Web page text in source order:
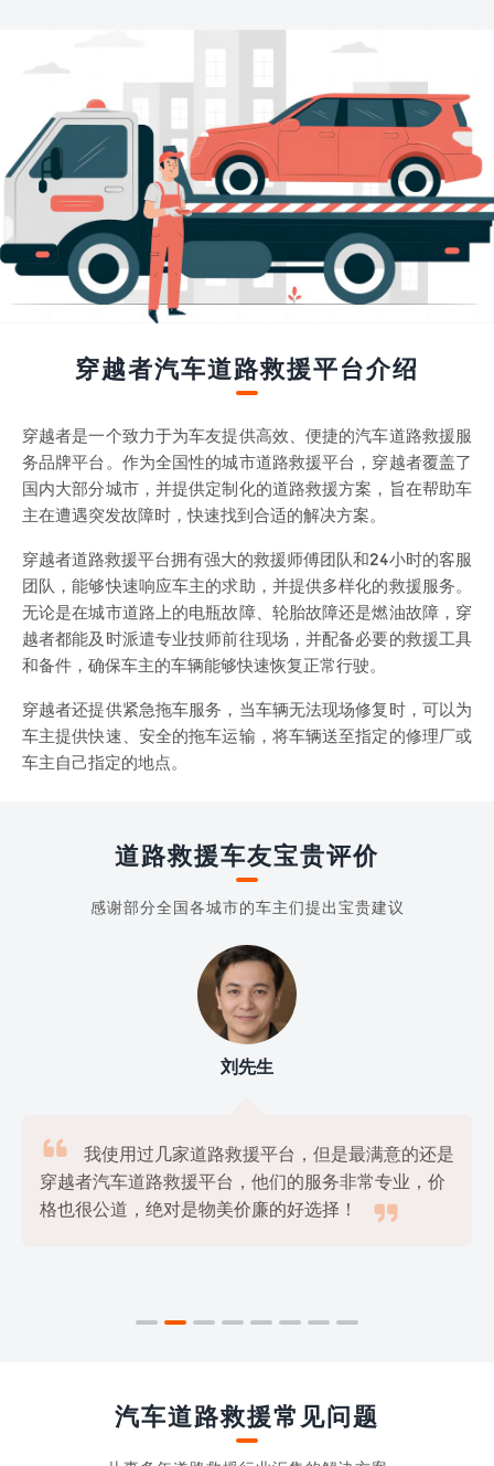
穿越者汽车道路救援平台介绍
穿越者是一个致力于为车友提供高效、便捷的汽车道路救援服
务品牌平台。作为全国性的城市道路救援平台，穿越者覆盖了
国内大部分城市，并提供定制化的道路救援方案，旨在帮助车
主在遭遇突发故障时，快速找到合适的解决方案。
穿越者道路救援平台拥有强大的救援师傅团队和24小时的客服
团队，能够快速响应车主的求助，并提供多样化的救援服务。
无论是在城市道路上的电瓶故障、轮胎故障还是燃油故障，穿
越者都能及时派遣专业技师前往现场，并配备必要的救援工具
和备件，确保车主的车辆能够快速恢复正常行驶。
穿越者还提供紧急拖车服务，当车辆无法现场修复时，可以为
车主提供快速、安全的拖车运输，将车辆送至指定的修理厂或
车主自己指定的地点。
道路救援车友宝贵评价
感谢部分全国各城市的车主们提出宝贵建议
刘先生

我使用过几家道路救援平台，但是最满意的还是
穿越者汽车道路救援平台，他们的服务非常专业，价
格也很公道，绝对是物美价廉的好选择！

汽车道路救援常见问题